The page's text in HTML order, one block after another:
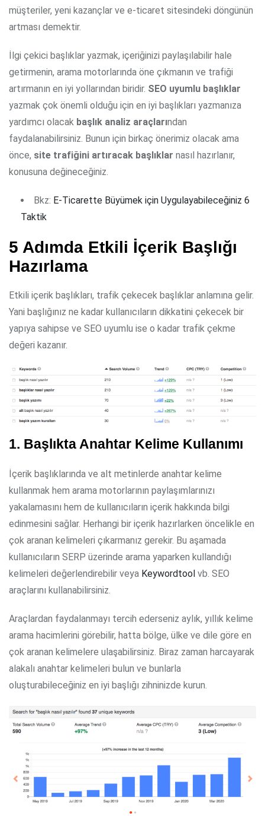
müşteriler, yeni kazançlar ve e-ticaret sitesindeki döngünün
artması demektir.
İlgi çekici başlıklar yazmak, içeriğinizi paylaşılabilir hale
getirmenin, arama motorlarında öne çıkmanın ve trafiği
artırmanın en iyi yollarından biridir. SEO uyumlu başlıklar
yazmak çok önemli olduğu için en iyi başlıkları yazmanıza
yardımcı olacak başlık analiz araçlarından
faydalanabilirsiniz. Bunun için birkaç önerimiz olacak ama
önce, site trafiğini artıracak başlıklar nasıl hazırlanır,
konusuna değineceğiniz.
Bkz: E-Ticarette Büyümek için Uygulayabileceğiniz 6
Taktik
5 Adımda Etkili İçerik Başlığı
Hazırlama
Etkili içerik başlıkları, trafik çekecek başlıklar anlamına gelir.
Yani başlığınız ne kadar kullanıcıların dikkatini çekecek bir
yapıya sahipse ve SEO uyumlu ise o kadar trafik çekme
değeri kazanır.
1. Başlıkta Anahtar Kelime Kullanımı
İçerik başlıklarında ve alt metinlerde anahtar kelime
kullanmak hem arama motorlarının paylaşımlarınızı
yakalamasını hem de kullanıcıların içerik hakkında bilgi
edinmesini sağlar. Herhangi bir içerik hazırlarken öncelikle en
çok aranan kelimeleri çıkarmanız gerekir. Bu aşamada
kullanıcıların SERP üzerinde arama yaparken kullandığı
kelimeleri değerlendirebilir veya Keywordtool vb. SEO
araçlarını kullanabilirsiniz.
Araçlardan faydalanmayı tercih ederseniz aylık, yıllık kelime
arama hacimlerini görebilir, hatta bölge, ülke ve dile göre en
çok aranan kelimelere ulaşabilirsiniz. Biraz zaman harcayarak
alakalı anahtar kelimeleri bulun ve bunlarla
oluşturabileceğiniz en iyi başlığı zihninizde kurun.